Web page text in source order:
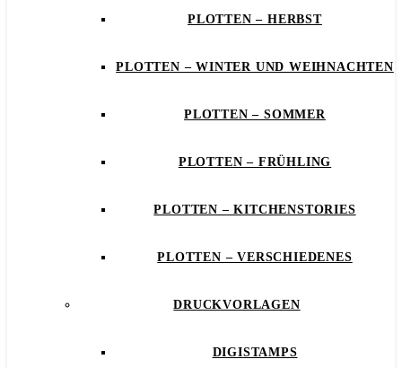
PLOTTEN – HERBST
PLOTTEN – WINTER UND WEIHNACHTEN
PLOTTEN – SOMMER
PLOTTEN – FRÜHLING
PLOTTEN – KITCHENSTORIES
PLOTTEN – VERSCHIEDENES
DRUCKVORLAGEN
DIGISTAMPS